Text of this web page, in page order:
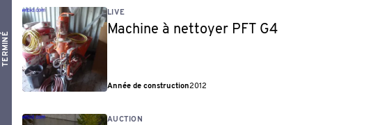
TERMINÉ
LIVE
Machine à nettoyer PFT G4
Année de construction2012
AUCTION